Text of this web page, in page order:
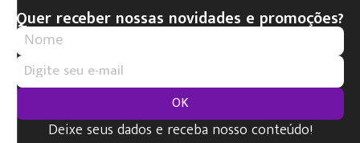
Quer receber nossas novidades e promoções?
OK
Deixe seus dados e receba nosso conteúdo!